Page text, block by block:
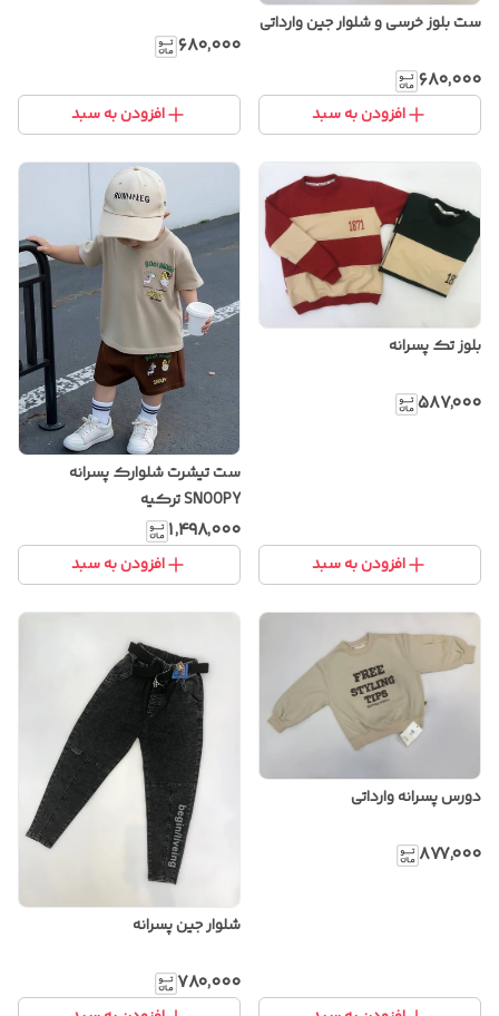
ست بلوز خرسی و شلوار جین وارداتی
۶۸۰٬۰۰۰
افزودن به سبد
۶۸۰٬۰۰۰
افزودن به سبد
بلوز تک پسرانه
۵۸۷٬۰۰۰
افزودن به سبد
ست تیشرت شلوارک پسرانه
SNOOPY ترکیه
۱٬۴۹۸٬۰۰۰
افزودن به سبد
دورس پسرانه وارداتی
۸۷۷٬۰۰۰
شلوار جین پسرانه
۷۸۰٬۰۰۰